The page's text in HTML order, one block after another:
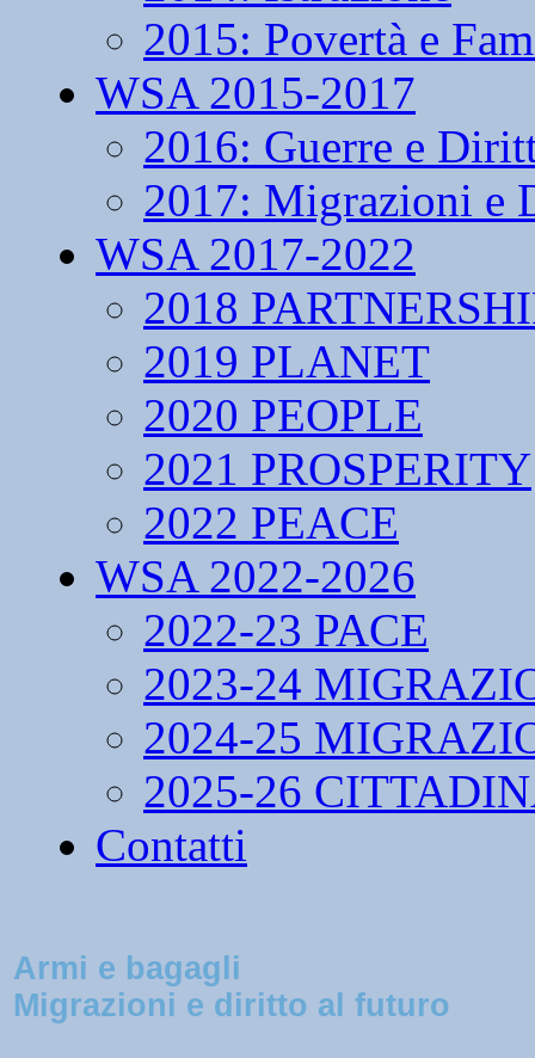
2015: Povertà e
WSA 2015-2017
2016: Guerre e
2017: Migrazioni e
WSA 2017-2022
2018
2019 PLANET
2020 PEOPLE
2021 PROSPERITY
2022 PEACE
WSA 2022-2026
2022-23 PACE
2023-24
2024-25
2025-26
Contatti
Armi e bagagli
Migrazioni e diritto al futuro